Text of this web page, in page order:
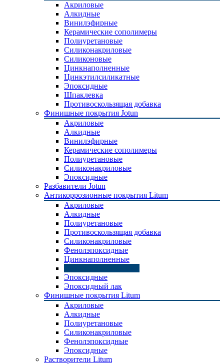
Акриловые
Алкидные
Винилэфирные
Керамические сополимеры
Полиуретановые
Силиконакриловые
Силиконовые
Цинкнаполненные
Цинкэтилсиликатные
Эпоксидные
Шпаклевка
Противоскользящая добавка
Финишные покрытия Jotun
Акриловые
Алкидные
Винилэфирные
Керамические сополимеры
Полиуретановые
Силиконакриловые
Эпоксидные
Разбавители Jotun
Антикоррозионные покрытия Litum
Акриловые
Алкидные
Полиуретановые
Противоскользящая добавка
Силиконакриловые
Фенолэпоксидные
Цинкнаполненные
Эпоксидные
Эпоксидный лак
Финишные покрытия Litum
Акриловые
Алкидные
Полиуретановые
Силиконакриловые
Фенолэпоксидные
Эпоксидные
Растворители Litum